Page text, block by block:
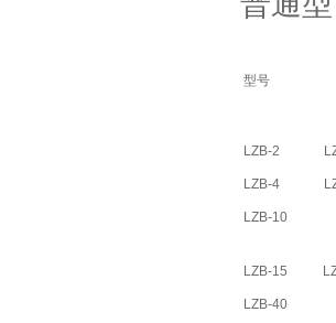
型号
LZB-2
LZB-4
LZB-10
LZB-15
LZB-40